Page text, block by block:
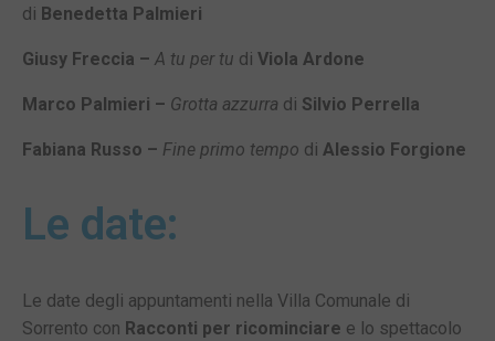
di Benedetta Palmieri
Giusy Freccia – A tu per tu di Viola Ardone
Marco Palmieri – Grotta azzurra di Silvio Perrella
Fabiana Russo – Fine primo tempo di Alessio Forgione
Le date:
Le date degli appuntamenti nella Villa Comunale di
Sorrento con Racconti per ricominciare e lo spettacolo